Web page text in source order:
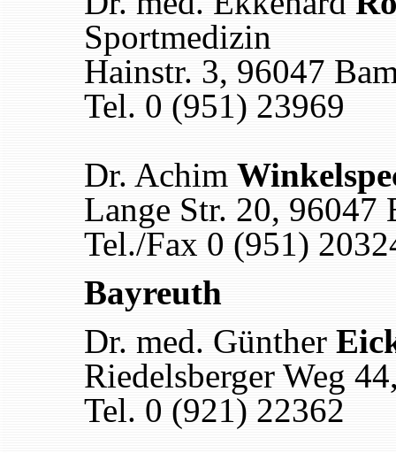
Sportmedizin
Hainstr. 3, 96047
Tel. 0 (951) 23969
Dr. Achim
Lange Str. 20, 96047
Tel./Fax 0 (951)
Bayreuth
Dr. med. Günther
Riedelsberger Weg
Tel. 0 (921) 22362